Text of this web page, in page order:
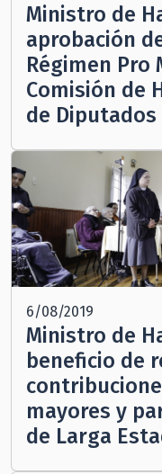
Ministro de
aprobación
Régimen Pro
Comisión de
de Diputados
6/08/2019
Ministro de
beneficio de
mayores y
de Larga